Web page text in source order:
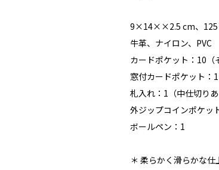
9×14××2.5 cm、125
牛革、ナイロン、PVC
カードポケット：10（
窓付カードポケット：1
札入れ：1（中仕切りあ
外ジップコインポケッ
ボールペン：1
＊ 柔らかく滑らかな